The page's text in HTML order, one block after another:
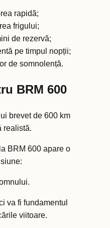
rapidă;
frigului;
de rezervă;
pe timpul nopții;
de somnolență.
BRM 600
brevet de 600 km
realistă.
BRM 600 apare o
va fi fundamentul
viitoare.